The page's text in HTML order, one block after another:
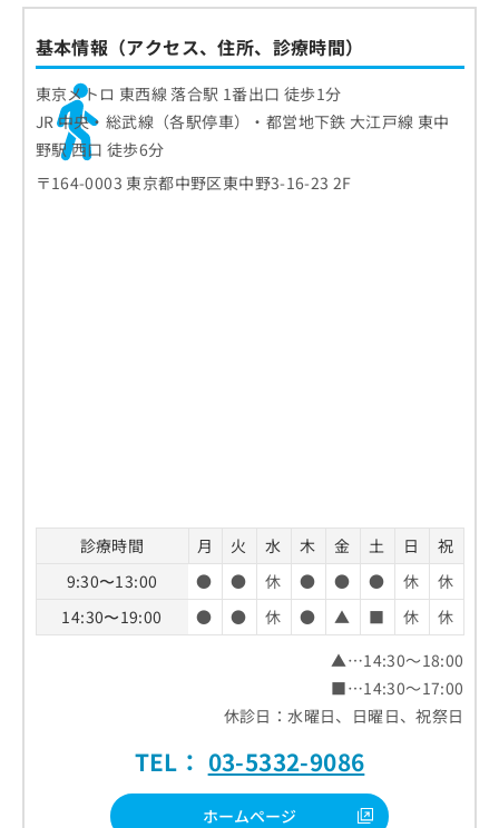
基本情報（アクセス、住所、診療時間）
東京メトロ 東西線 落合駅 1番出口 徒歩1分
JR 中央・総武線（各駅停車）・都営地下鉄 大江戸線 東中
野駅 西口 徒歩6分
〒164-0003 東京都中野区東中野3-16-23 2F
診療時間 月 火 水 木 金 土 日
祝
9:30〜13:00
● ● 休 ● ● ● 休
休
14:30〜19:00
● ● 休 ● ▲ ■ 休
休
▲…14:30～18:00
■…14:30～17:00
休診日：水曜日、日曜日、祝祭日
TEL： 03-5332-9086
ホームページ